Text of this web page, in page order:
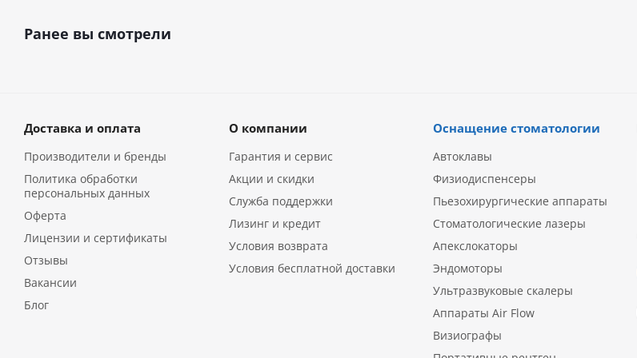
Ранее вы смотрели
Доставка и оплата
Производители и бренды
Политика обработки
персональных данных
Оферта
Лицензии и сертификаты
Отзывы
Вакансии
Блог
О компании
Гарантия и сервис
Акции и скидки
Служба поддержки
Лизинг и кредит
Условия возврата
Условия бесплатной доставки
Оснащение стоматологии
Автоклавы
Физиодиспенсеры
Пьезохирургические аппараты
Стоматологические лазеры
Апекслокаторы
Эндомоторы
Ультразвуковые скалеры
Аппараты Air Flow
Визиографы